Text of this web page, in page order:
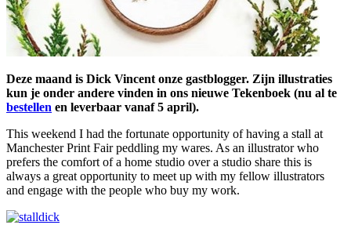
Deze maand is Dick Vincent onze gastblogger. Zijn illustraties
kun je onder andere vinden in ons nieuwe Tekenboek (nu al te
bestellen en leverbaar vanaf 5 april).
This weekend I had the fortunate opportunity of having a stall at
Manchester Print Fair peddling my wares. As an illustrator who
prefers the comfort of a home studio over a studio share this is
always a great opportunity to meet up with my fellow illustrators
and engage with the people who buy my work.